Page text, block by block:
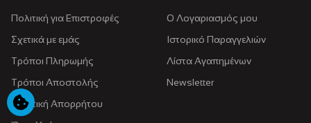
Πολιτική για Eπιστροφές
Σχετικά με εμάς
Τρόποι Πληρωμής
Τρόποι Αποστολής
Πολιτική Απορρήτου
Ο Λογαριασμός μου
Ιστορικό Παραγγελιών
Λίστα Αγαπημένων
Newsletter